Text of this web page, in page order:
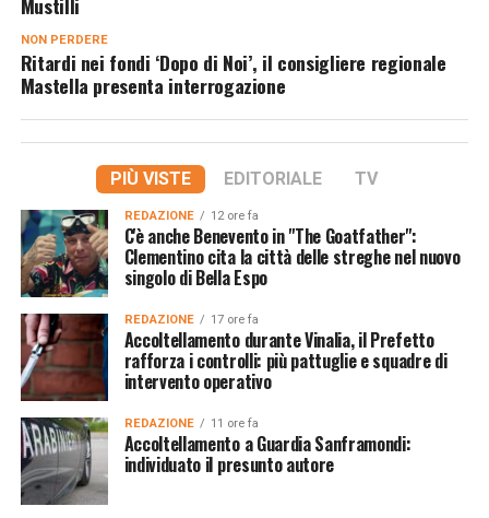
NON PERDERE
Ritardi nei fondi ‘Dopo di Noi’, il consigliere regionale
Mastella presenta interrogazione
PIÙ VISTE EDITORIALE TV
REDAZIONE 12 ore fa
C'è anche Benevento in "The Goatfather":
Clementino cita la città delle streghe nel nuovo
singolo di Bella Espo
REDAZIONE 17 ore fa
Accoltellamento durante Vinalia, il Prefetto
rafforza i controlli: più pattuglie e squadre di
intervento operativo
REDAZIONE 11 ore fa
Accoltellamento a Guardia Sanframondi:
individuato il presunto autore